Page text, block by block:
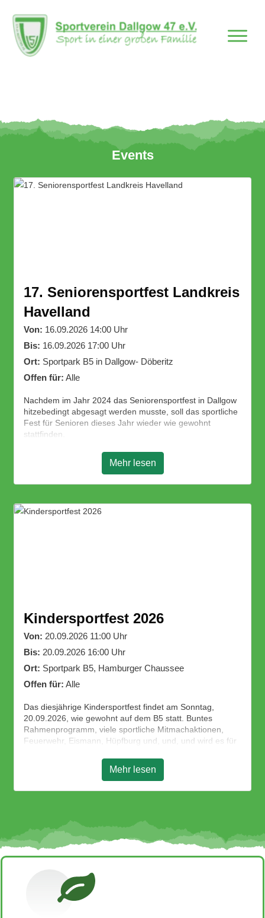
Events
17. Seniorensportfest Landkreis
Havelland
Von: 16.09.2026 14:00 Uhr
Bis: 16.09.2026 17:00 Uhr
Ort: Sportpark B5 in Dallgow- Döberitz
Offen für: Alle
Nachdem im Jahr 2024 das Seniorensportfest in Dallgow
hitzebedingt abgesagt werden musste, soll das sportliche
Fest für Senioren dieses Jahr wieder wie gewohnt
stattfinden.
willkommen am Sportfest teilzunehmen. Es wird sportliche
Wettstreite, ein kleines Rahmenprogramm und einen
Mehr lesen
Kindersportfest 2026
Von: 20.09.2026 11:00 Uhr
Bis: 20.09.2026 16:00 Uhr
Ort: Sportpark B5, Hamburger Chaussee
Offen für: Alle
Das diesjährige Kindersportfest findet am Sonntag,
20.09.2026, wie gewohnt auf dem B5 statt. Buntes
Rahmenprogramm, viele sportliche Mitmachaktionen,
Feuerwehr, Eismann, Hüpfburg und, und, und wird es für
Wir freuen uns über viele Besucher!
Mehr lesen